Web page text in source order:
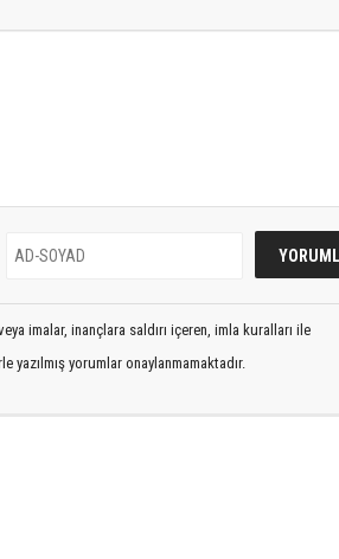
imalar, inançlara saldırı içeren, imla kuralları ile
yazılmış yorumlar onaylanmamaktadır.